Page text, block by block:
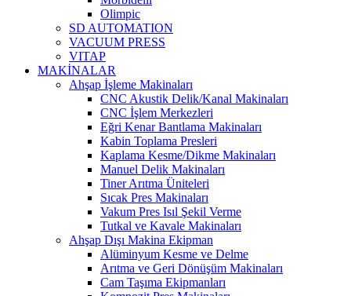
Olimpic
SD AUTOMATION
VACUUM PRESS
VITAP
MAKİNALAR
Ahşap İşleme Makinaları
CNC Akustik Delik/Kanal Makinaları
CNC İşlem Merkezleri
Eğri Kenar Bantlama Makinaları
Kabin Toplama Presleri
Kaplama Kesme/Dikme Makinaları
Manuel Delik Makinaları
Tiner Arıtma Üniteleri
Sıcak Pres Makinaları
Vakum Pres Isıl Şekil Verme
Tutkal ve Kavale Makinaları
Ahşap Dışı Makina Ekipman
Alüminyum Kesme ve Delme
Arıtma ve Geri Dönüşüm Makinaları
Cam Taşıma Ekipmanları